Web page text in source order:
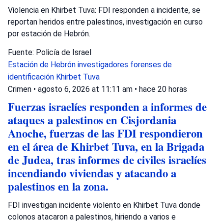
Violencia en Khirbet Tuva: FDI responden a incidente, se
reportan heridos entre palestinos, investigación en curso
por estación de Hebrón.
Fuente: Policía de Israel
Estación de Hebrón investigadores forenses de
identificación Khirbet Tuva
Crimen • agosto 6, 2026 at 11:11 am • hace 20 horas
Fuerzas israelíes responden a informes de
ataques a palestinos en Cisjordania
Anoche, fuerzas de las FDI respondieron
en el área de Khirbet Tuva, en la Brigada
de Judea, tras informes de civiles israelíes
incendiando viviendas y atacando a
palestinos en la zona.
FDI investigan incidente violento en Khirbet Tuva donde
colonos atacaron a palestinos, hiriendo a varios e